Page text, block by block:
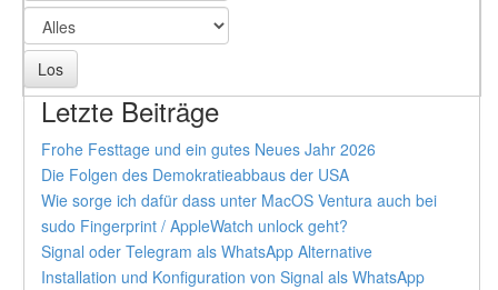
Letzte Beiträge
Frohe Festtage und ein gutes Neues Jahr 2026
Die Folgen des Demokratieabbaus der USA
Wie sorge ich dafür dass unter MacOS Ventura auch bei
sudo Fingerprint / AppleWatch unlock geht?
Signal oder Telegram als WhatsApp Alternative
Installation und Konfiguration von Signal als WhatsApp